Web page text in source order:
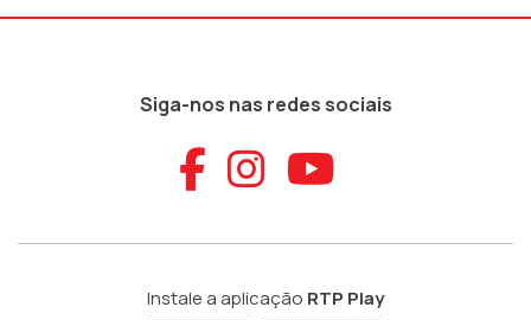
Siga-nos nas redes sociais
Aceder ao
Aceder ao
Aceder
Instale a aplicação RTP Play